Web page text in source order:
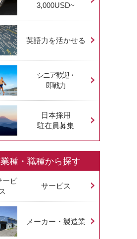
3,000USD~
英語力を活かせる
シニア歓迎・
即戦力
日本採用
駐在員募集
業種・職種から探す
サービス
メーカー・製造業